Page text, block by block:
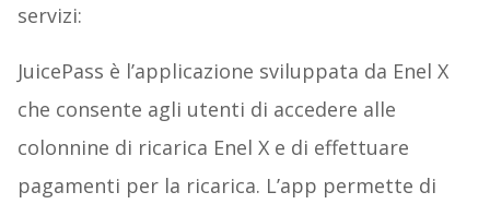
servizi:
JuicePass è l’applicazione sviluppata da Enel X
che consente agli utenti di accedere alle
colonnine di ricarica Enel X e di effettuare
pagamenti per la ricarica. L’app permette di